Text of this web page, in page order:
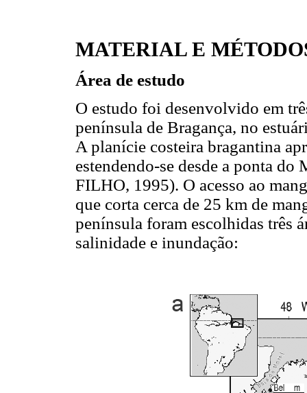
MATERIAL E
Área de estudo
O estudo foi desenvolvido em
península de Bragança, no
A planície costeira bragantina
estendendo-se desde a ponta
FILHO, 1995). O acesso ao
que corta cerca de 25 km de
península foram escolhidas três
salinidade e inundação: